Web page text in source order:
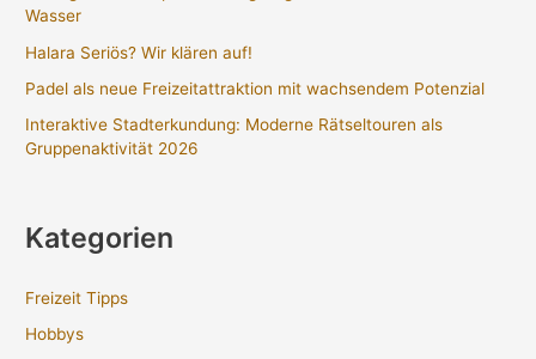
Wasser
Halara Seriös? Wir klären auf!
Padel als neue Freizeitattraktion mit wachsendem Potenzial
Interaktive Stadterkundung: Moderne Rätseltouren als
Gruppenaktivität 2026
Kategorien
Freizeit Tipps
Hobbys